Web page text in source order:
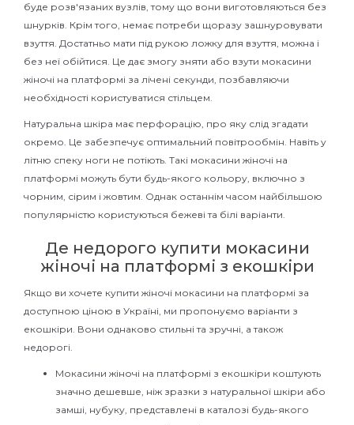
буде розв'язаних вузлів, тому що вони виготовляються без
шнурків. Крім того, немає потреби щоразу зашнуровувати
взуття. Достатньо мати під рукою ложку для взуття, можна і
без неї обійтися. Це дає змогу зняти або взути мокасини
жіночі на платформі за лічені секунди, позбавляючи
необхідності користуватися стільцем.
Натуральна шкіра має перфорацію, про яку слід згадати
окремо. Це забезпечує оптимальний повітрообмін. Навіть у
літню спеку ноги не потіють. Такі мокасини жіночі на
платформі можуть бути будь-якого кольору, включно з
чорним, сірим і жовтим. Однак останнім часом найбільшою
популярністю користуються бежеві та білі варіанти.
Де недорого купити мокасини
жіночі на платформі з екошкіри
Якщо ви хочете купити жіночі мокасини на платформі за
доступною ціною в Україні, ми пропонуємо варіанти з
екошкіри. Вони однаково стильні та зручні, а також
недорогі.
Мокасини жіночі на платформі з екошкіри коштують
значно дешевше, ніж зразки з натуральної шкіри або
замші, нубуку, представлені в каталозі будь-якого